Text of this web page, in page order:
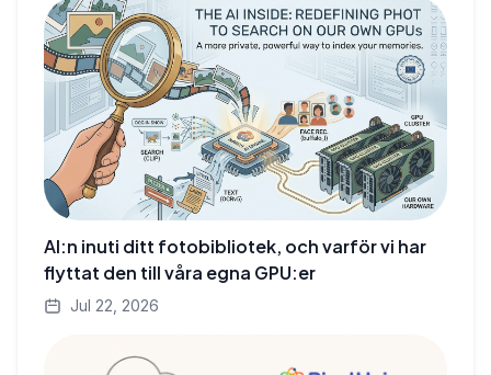
AI:n inuti ditt fotobibliotek, och varför vi har
flyttat den till våra egna GPU:er
Jul 22, 2026